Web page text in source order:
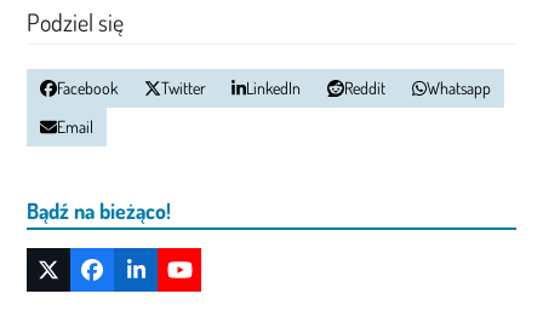
Podziel się
Facebook Twitter LinkedIn Reddit
Whatsapp
Email
Bądź na bieżąco!
Twitter
(deprecated)
FacebookLinkedInYouTube